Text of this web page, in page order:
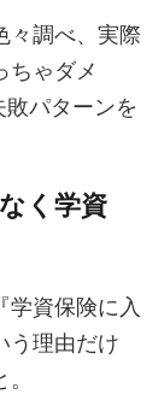
々調べ、実際
ちゃダメ
パターンを
く学資
学資保険に入
う理由だけ